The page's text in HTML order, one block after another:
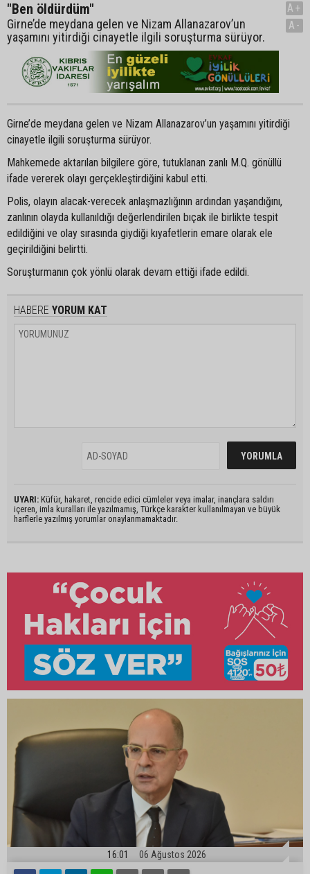
"Ben öldürdüm"
Girne’de meydana gelen ve Nizam Allanazarov’un
yaşamını yitirdiği cinayetle ilgili soruşturma sürüyor.
A+
A-
Girne’de meydana gelen ve Nizam Allanazarov’un yaşamını yitirdiği
cinayetle ilgili soruşturma sürüyor.
Mahkemede aktarılan bilgilere göre, tutuklanan zanlı M.Q. gönüllü
ifade vererek olayı gerçekleştirdiğini kabul etti.
Polis, olayın alacak-verecek anlaşmazlığının ardından yaşandığını,
zanlının olayda kullanıldığı değerlendirilen bıçak ile birlikte tespit
edildiğini ve olay sırasında giydiği kıyafetlerin emare olarak ele
geçirildiğini belirtti.
Soruşturmanın çok yönlü olarak devam ettiği ifade edildi.
HABERE YORUM KAT
UYARI: Küfür, hakaret, rencide edici cümleler veya imalar, inançlara saldırı
içeren, imla kuralları ile yazılmamış, Türkçe karakter kullanılmayan ve büyük
harflerle yazılmış yorumlar onaylanmamaktadır.
16:01 06 Ağustos 2026